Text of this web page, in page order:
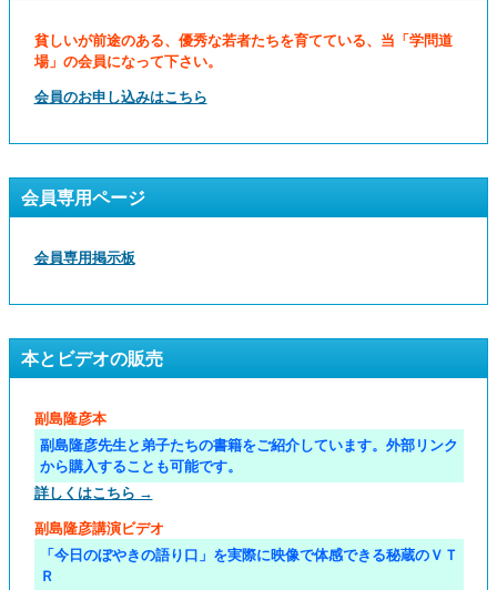
貧しいが前途のある、優秀な若者たちを育てている、当「学問道
場」の会員になって下さい。
会員のお申し込みはこちら
会員専用ページ
会員専用掲示板
本とビデオの販売
副島隆彦本
副島隆彦先生と弟子たちの書籍をご紹介しています。外部リンク
から購入することも可能です。
詳しくはこちら →
副島隆彦講演ビデオ
「今日のぼやきの語り口」を実際に映像で体感できる秘蔵のＶＴ
Ｒ